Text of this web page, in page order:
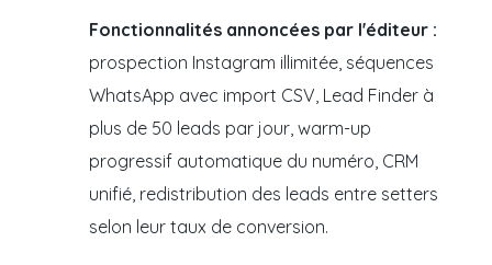
Fonctionnalités annoncées par l'éditeur :
prospection Instagram illimitée, séquences
WhatsApp avec import CSV, Lead Finder à
plus de 50 leads par jour, warm-up
progressif automatique du numéro, CRM
unifié, redistribution des leads entre setters
selon leur taux de conversion.